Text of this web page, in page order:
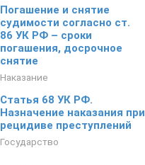
Погашение и снятие
судимости согласно ст.
86 УК РФ – сроки
погашения, досрочное
снятие
Наказание
Статья 68 УК РФ.
Назначение наказания при
рецидиве преступлений
Государство